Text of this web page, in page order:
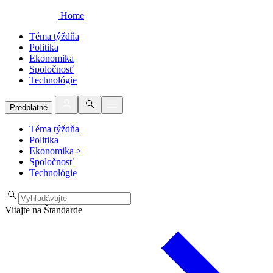
Home
Téma týždňa
Politika
Ekonomika
Spoločnosť
Technológie
Predplatné
Téma týždňa
Politika
Ekonomika >
Spoločnosť
Technológie
Vitajte na Štandarde